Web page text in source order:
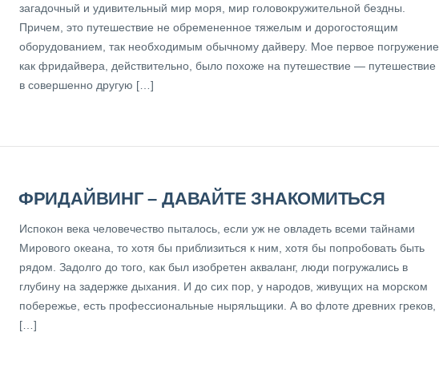
загадочный и удивительный мир моря, мир головокружительной бездны.
Причем, это путешествие не обремененное тяжелым и дорогостоящим
оборудованием, так необходимым обычному дайверу. Мое первое погружение
как фридайвера, действительно, было похоже на путешествие — путешествие
в совершенно другую […]
ФРИДАЙВИНГ – ДАВАЙТЕ ЗНАКОМИТЬСЯ
Испокон века человечество пыталось, если уж не овладеть всеми тайнами
Мирового океана, то хотя бы приблизиться к ним, хотя бы попробовать быть
рядом. Задолго до того, как был изобретен акваланг, люди погружались в
глубину на задержке дыхания. И до сих пор, у народов, живущих на морском
побережье, есть профессиональные ныряльщики. А во флоте древних греков,
[…]